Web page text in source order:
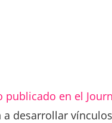
publicado en el
desarrollar